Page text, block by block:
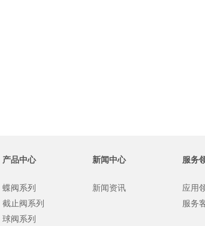
产品中心
蝶阀系列
截止阀系列
球阀系列
新闻中心
新闻资讯
服务
应用
服务